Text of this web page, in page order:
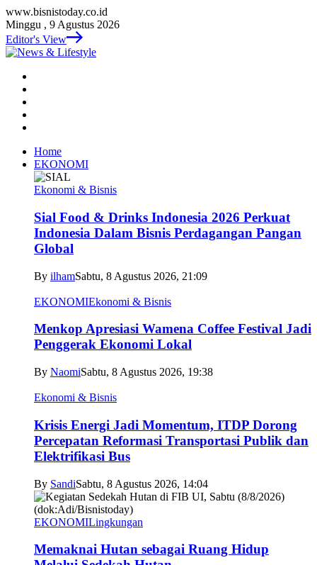
www.bisnistoday.co.id
Minggu , 9 Agustus 2026
Editor's View
Home
EKONOMI
Ekonomi & Bisnis
Sial Food & Drinks Indonesia 2026 Perkuat
Indonesia Dalam Bisnis Perdagangan Pangan
Global
By ilhamSabtu, 8 Agustus 2026, 21:09
EKONOMIEkonomi & Bisnis
Menkop Apresiasi Wamena Coffee Festival Jadi
Penggerak Ekonomi Lokal
By NaomiSabtu, 8 Agustus 2026, 19:38
Ekonomi & Bisnis
Krisis Energi Jadi Momentum, ITDP Dorong
Percepatan Reformasi Transportasi Publik dan
Elektrifikasi Bus
By SandiSabtu, 8 Agustus 2026, 14:04
EKONOMILingkungan
Memaknai Hutan sebagai Ruang Hidup